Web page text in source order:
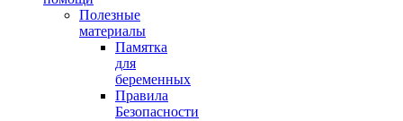
Полезные
материалы
Памятка
для
беременных
Правила
Безопасности